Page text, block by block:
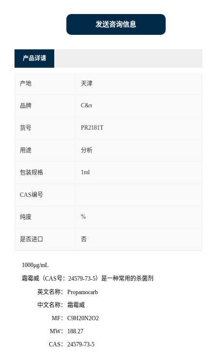
发送咨询信息
产品详请
产地 天津
品牌 C&π
货号 PR2181T
用途 分析
包装规格 1ml
CAS编号
纯度 %
是否进口 否
1000μg/mL
霜霉威（CAS号：24579-73-5）是一种常用的杀菌剂
英文名称：
Propamocarb
中文名称：
霜霉威
MF：
C9H20N2O2
MW：
188.27
CAS：
24579-73-5